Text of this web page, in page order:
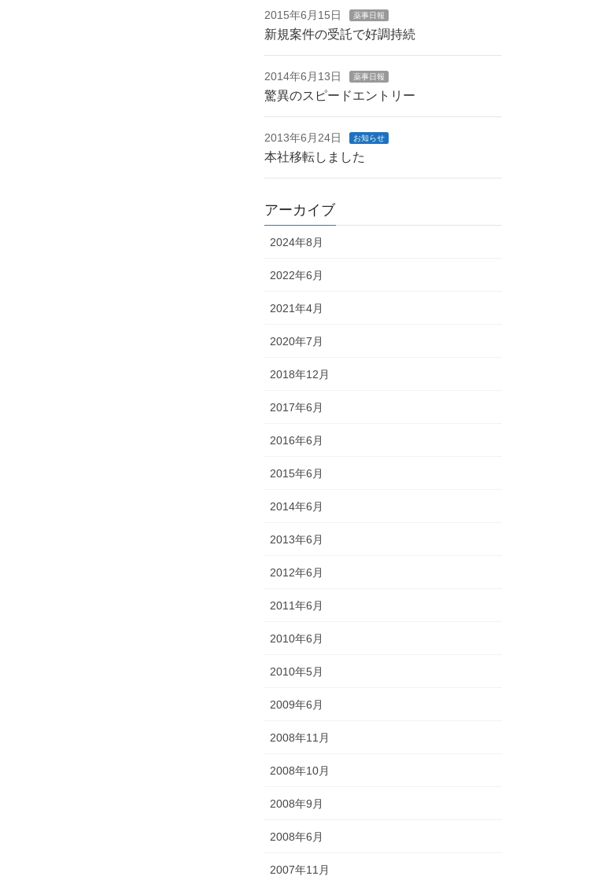
2015年6月15日 薬事日報
新規案件の受託で好調持続
2014年6月13日 薬事日報
驚異のスピードエントリー
2013年6月24日 お知らせ
本社移転しました
アーカイブ
2024年8月
2022年6月
2021年4月
2020年7月
2018年12月
2017年6月
2016年6月
2015年6月
2014年6月
2013年6月
2012年6月
2011年6月
2010年6月
2010年5月
2009年6月
2008年11月
2008年10月
2008年9月
2008年6月
2007年11月